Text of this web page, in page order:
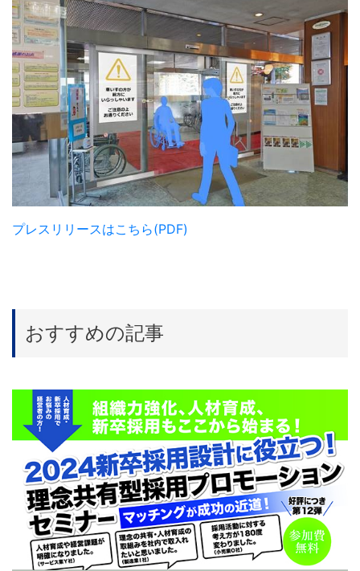
プレスリリースはこちら(PDF)
おすすめの記事